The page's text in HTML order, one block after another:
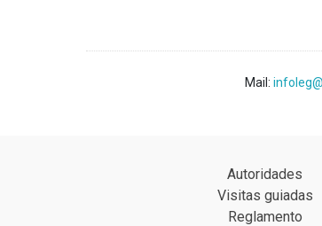
Mail:
Autoridades
Visitas guiadas
Reglamento